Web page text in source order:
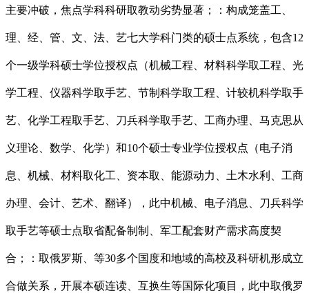
主要冲破，焦点学科科研取教动劣势显著；：构成笼盖工、
理、经、管、文、法、艺七大学科门类的硕士点系统，包含12
个一级学科硕士学位授权点（机械工程、材料科学取工程、光
学工程、仪器科学取手艺、节制科学取工程、计较机科学取手
艺、化学工程取手艺、刀兵科学取手艺、工商办理、马克思从
义理论、数学、化学）和10个硕士专业学位授权点（电子消
息、机械、材料取化工、资本取、能源动力、土木水利、工商
办理、会计、艺术、翻译），此中机械、电子消息、刀兵科学
取手艺等硕士点取省配备制制、军工配套财产需求高度契
合；：取俄罗斯、等30多个国度和地域的高校及科研机形成立
合做关系，开展本硕连读、互换生等国际化项目，此中取俄罗